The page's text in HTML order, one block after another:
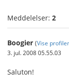
Meddelelser: 2
Boogier (Vise
3. jul. 2008 05.55.03
Saluton!